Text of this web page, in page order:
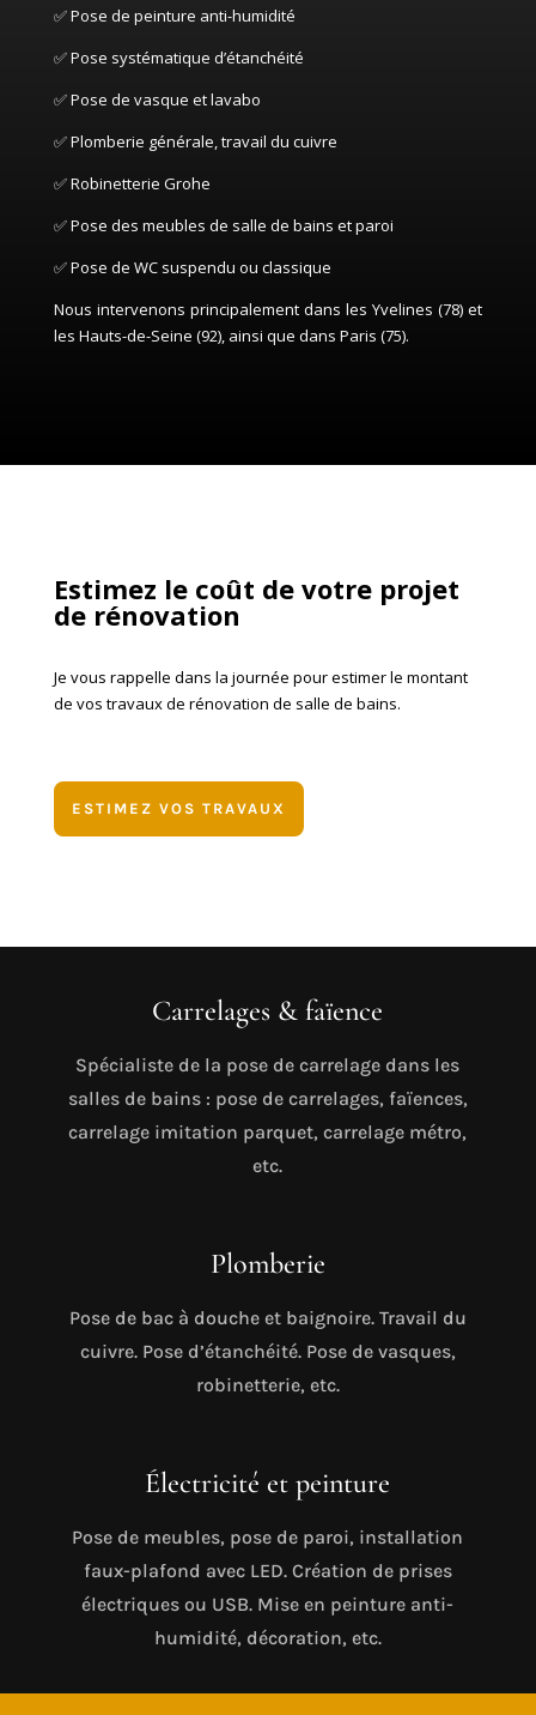
✅ Pose de peinture anti-humidité
✅ Pose systématique d’étanchéité
✅ Pose de vasque et lavabo
✅ Plomberie générale, travail du cuivre
✅ Robinetterie Grohe
✅ Pose des meubles de salle de bains et paroi
✅ Pose de WC suspendu ou classique
Nous intervenons principalement dans les Yvelines (78) et
les Hauts-de-Seine (92), ainsi que dans Paris (75).
Estimez le coût de votre projet
de rénovation
Je vous rappelle dans la journée pour estimer le montant
de vos travaux de rénovation de salle de bains.
ESTIMEZ VOS TRAVAUX
Carrelages & faïence
Spécialiste de la pose de carrelage dans les
salles de bains : pose de carrelages, faïences,
carrelage imitation parquet, carrelage métro,
etc.
Plomberie
Pose de bac à douche et baignoire. Travail du
cuivre. Pose d’étanchéité. Pose de vasques,
robinetterie, etc.
Électricité et peinture
Pose de meubles, pose de paroi, installation
faux-plafond avec LED. Création de prises
électriques ou USB. Mise en peinture anti-
humidité, décoration, etc.